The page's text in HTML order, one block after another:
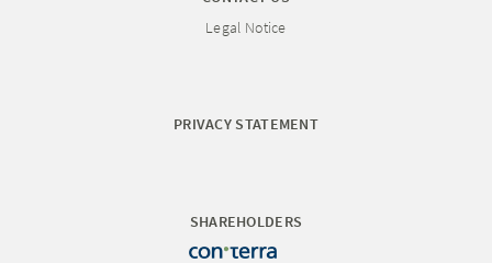
Legal Notice
PRIVACY STATEMENT
SHAREHOLDERS